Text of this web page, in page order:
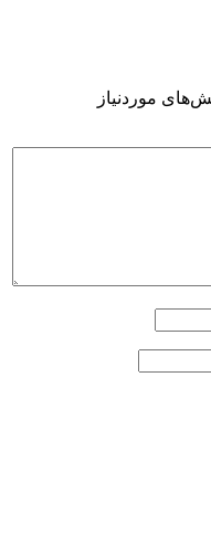
موردنیاز